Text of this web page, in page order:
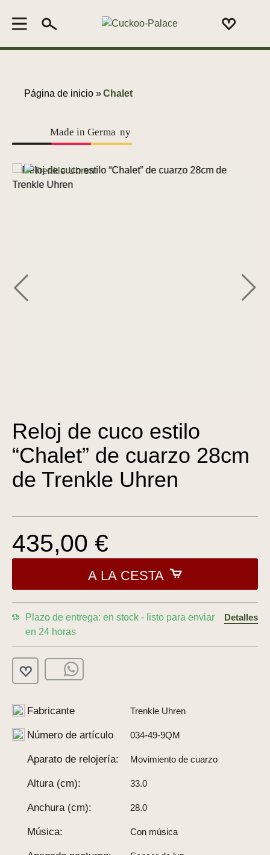
Página de inicio »Chalet
Made in Germa ny
Reloj de cuco estilo
“Chalet” de cuarzo 28cm
de Trenkle Uhren
435,00 €
A LA CESTA
Plazo de entrega: en stock - listo para enviar
en 24 horas
Detalles
Fabricante Trenkle Uhren
Número de artículo 034-49-9QM
Aparato de relojería: Movimiento de cuarzo
Altura (cm): 33.0
Anchura (cm): 28.0
Música: Con música